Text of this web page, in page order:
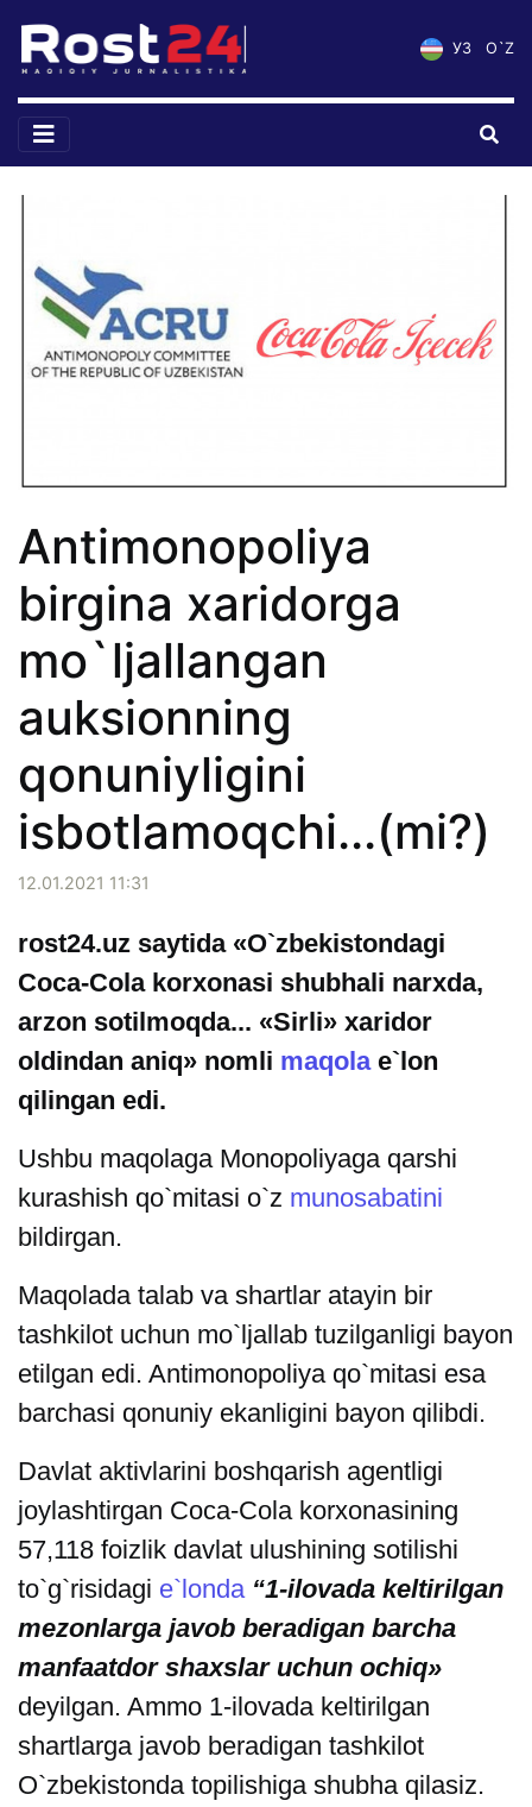
УЗ O`Z
Antimonopoliya
birgina xaridorga
mo`ljallangan
auksionning
qonuniyligini
isbotlamoqchi...(mi?)
12.01.2021 11:31
rost24.uz saytida «O`zbekistondagi
Coca-Cola korxonasi shubhali narxda,
arzon sotilmoqda... «Sirli» xaridor
oldindan aniq» nomli maqolae`lon
qilingan edi.
Ushbu maqolaga Monopoliyaga qarshi
kurashish qo`mitasi o`z munosabatini
bildirgan.
Maqolada talab va shartlar atayin bir
tashkilot uchun mo`ljallab tuzilganligi bayon
etilgan edi. Antimonopoliya qo`mitasi esa
barchasi qonuniy ekanligini bayon qilibdi.
Davlat aktivlarini boshqarish agentligi
joylashtirgan Coca-Cola korxonasining
57,118 foizlik davlat ulushining sotilishi
to`g`risidagi e`londa “1-ilovada keltirilgan
mezonlarga javob beradigan barcha
manfaatdor shaxslar uchun ochiq»
deyilgan. Ammo 1-ilovada keltirilgan
shartlarga javob beradigan tashkilot
O`zbekistonda topilishiga shubha qilasiz.